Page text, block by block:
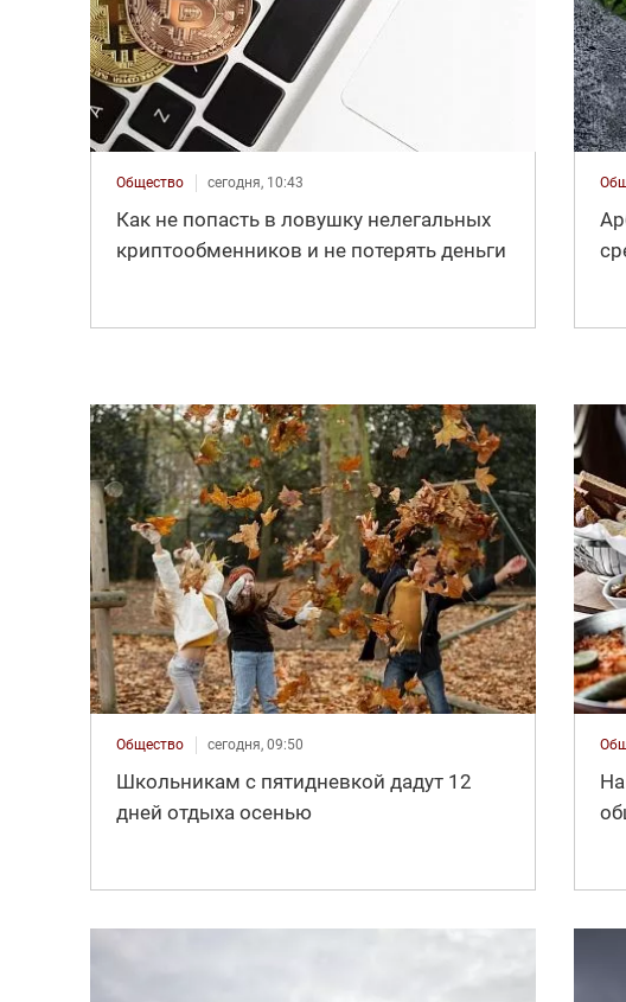
Общество сегодня, 10:43
Как не попасть в ловушку нелегальных
криптообменников и не потерять деньги
Общество сегодня, 09:50
Школьникам с пятидневкой дадут 12
дней отдыха осенью